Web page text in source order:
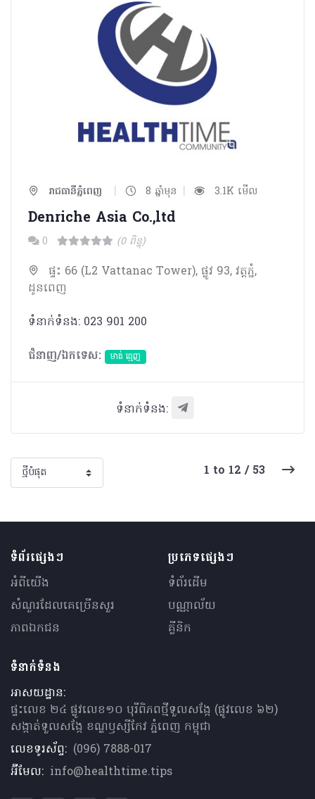
រាជធានីភ្នំពេញ | 8 ឆ្នាំមុន | 3.1K មើល
Denriche Asia Co.,ltd
0 (0 ពិន្ទុ)
ផ្ទះ 66 (L2 Vattanac Tower), ផ្លូវ 93, វត្ដភ្នំ,
ដូនពេញ
ទំនាក់ទំនង: 023 901 200
ជំនាញ/ឯកទេស:
មាត់ ធ្មេញ
ទំនាក់ទំនង:
1 to 12 / 53
ទំព័រផ្សេងៗ
អំពីយើង
សំណួរ​ដែលគេ​ច្រើន​សួរ
ភាពឯកជន
ប្រភេទផ្សេងៗ
ទំព័រដើម
បណ្ណាល័យ
គ្លីនិក
ទំនាក់ទំនង
អាសយដ្ឋាន:
ផ្ទះលេខ ២៤ ផ្លូវលេខ១០ បុរីពិភពថ្មីទួលសង្កែ (ផ្លូវលេខ ៦២)
សង្កាត់ទួលសង្កែ ខណ្ឌឫស្សីកែវ ភ្នំពេញ កម្ពុជា
លេខទូរស័ព្ទ: (096) 7888-017
អ៊ីមែល: info@healthtime.tips